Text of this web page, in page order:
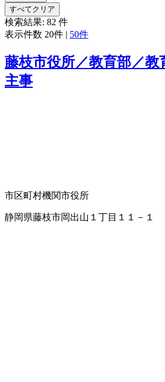
すべてクリア
検索結果: 82 件
表示件数 20件 | 50件
藤枝市役所／教育部／教
主事
市区町村機関市役所
静岡県藤枝市岡出山１丁目１１－１